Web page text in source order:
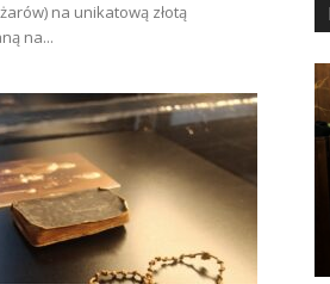
na unikatową złotą
na...